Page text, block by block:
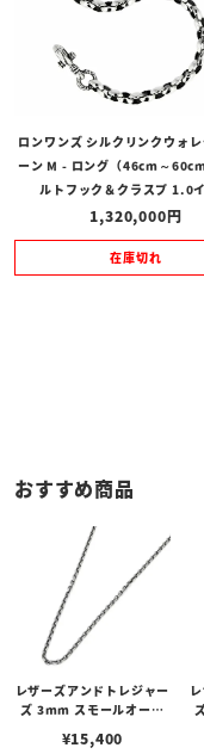
ロンワンズ シルクリンクウォ
ーン M - ロング（46cm～
ルトフック＆クラスプ 1.0
1,320,000
在庫切れ
おすすめ商品
レザーズアンドトレジャー
ズ 3mm スモールオーバ
ブスタークラスプ＆LTロ
¥15,400